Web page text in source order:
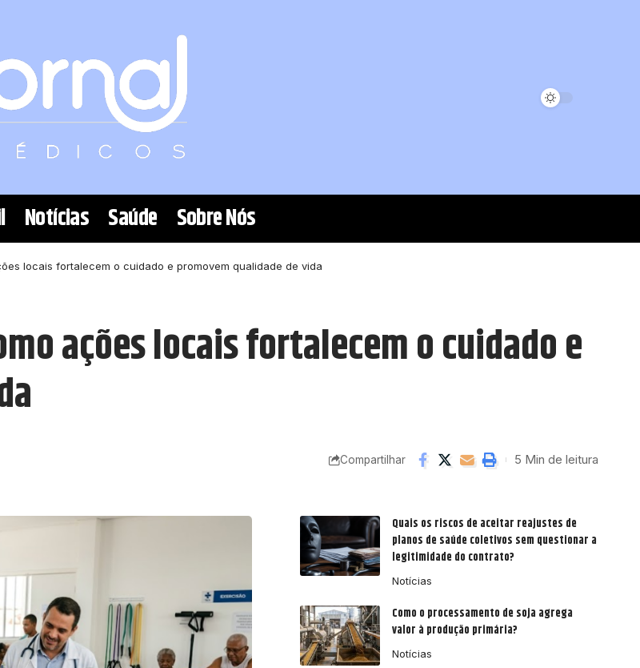
Notícias Saúde Sobre Nós
locais fortalecem o cuidado e promovem qualidade de vida
ações locais fortalecem o cuidado e
Compartilhar 5 Min de leitura
Quais os riscos de aceitar reajustes de
planos de saúde coletivos sem questionar a
legitimidade do contrato?
Notícias
Como o processamento de soja agrega
valor à produção primária?
Notícias